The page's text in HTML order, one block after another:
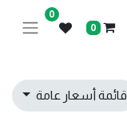
0
0
قائمة أسعار عامة